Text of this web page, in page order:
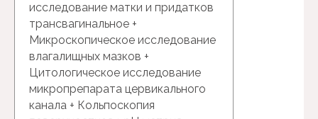
исследование матки и придатков
трансвагинальное +
Микроскопическое исследование
влагалищных мазков +
Цитологическое исследование
микропрепарата цервикального
канала + Кольпоскопия